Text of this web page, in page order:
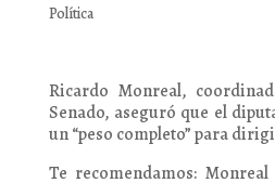
Política
Ricardo Monreal,
Senado, aseguró que el
un “peso completo” para
Te recomendamos: